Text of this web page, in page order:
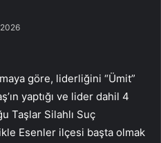
göre, liderliğini “Ümit”
yaptığı ve lider dahil 4
Taşlar Silahlı Suç
Esenler ilçesi başta olmak